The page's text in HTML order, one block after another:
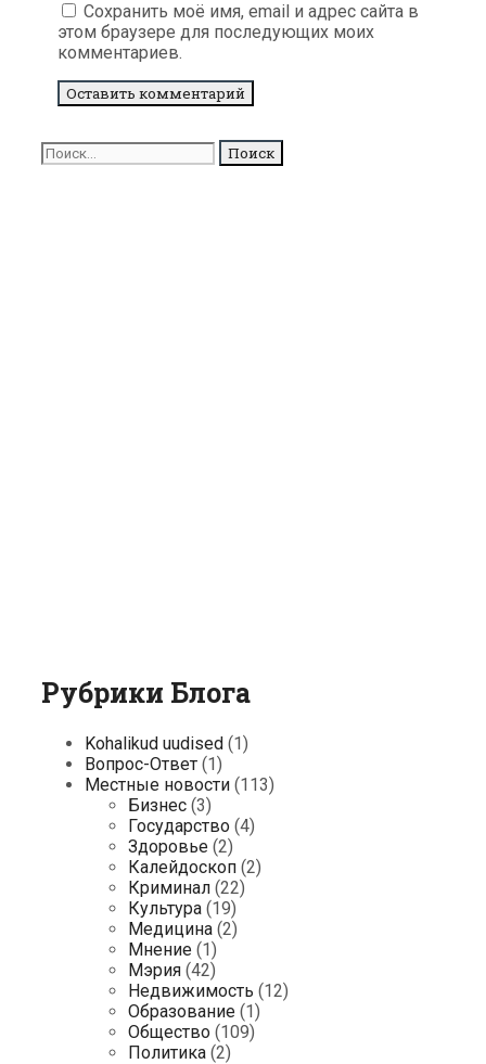
Сохранить моё имя, email и адрес сайта в
этом браузере для последующих моих
комментариев.
Поиск
для:
Рубрики Блога
Kohalikud uudised (1)
Вопрос-Ответ (1)
Местные новости (113)
Бизнес (3)
Государство (4)
Здоровье (2)
Калейдоскоп (2)
Криминал (22)
Культура (19)
Медицина (2)
Мнение (1)
Мэрия (42)
Недвижимость (12)
Образование (1)
Общество (109)
Политика (2)